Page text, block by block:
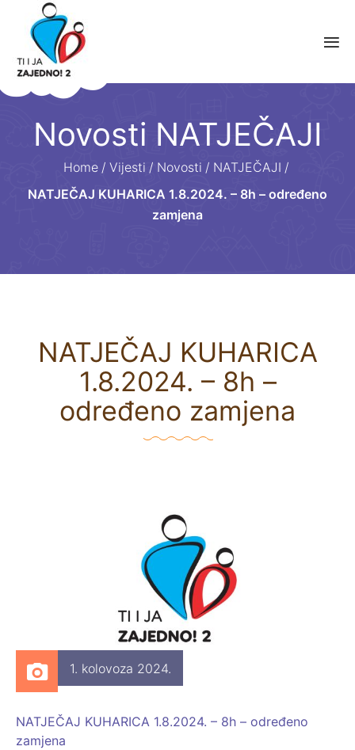
Novosti NATJEČAJI
Home / Vijesti / Novosti / NATJEČAJI /
NATJEČAJ KUHARICA 1.8.2024. – 8h – određeno
zamjena
NATJEČAJ KUHARICA
1.8.2024. – 8h –
određeno zamjena
1. kolovoza 2024.
NATJEČAJ KUHARICA 1.8.2024. – 8h – određeno
zamjena